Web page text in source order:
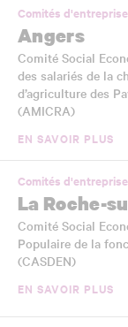
Comités
Angers
Comité Social
des salariés de la
d’agriculture des
(AMICRA)
EN SAVOIR PLUS
Comités
La Roche-
Comité Social
Populaire de la
(CASDEN)
EN SAVOIR PLUS